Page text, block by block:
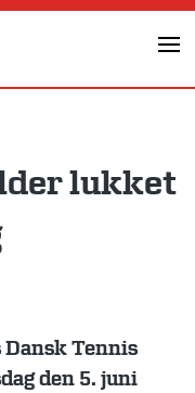
lukket
Tennis
den 5. juni